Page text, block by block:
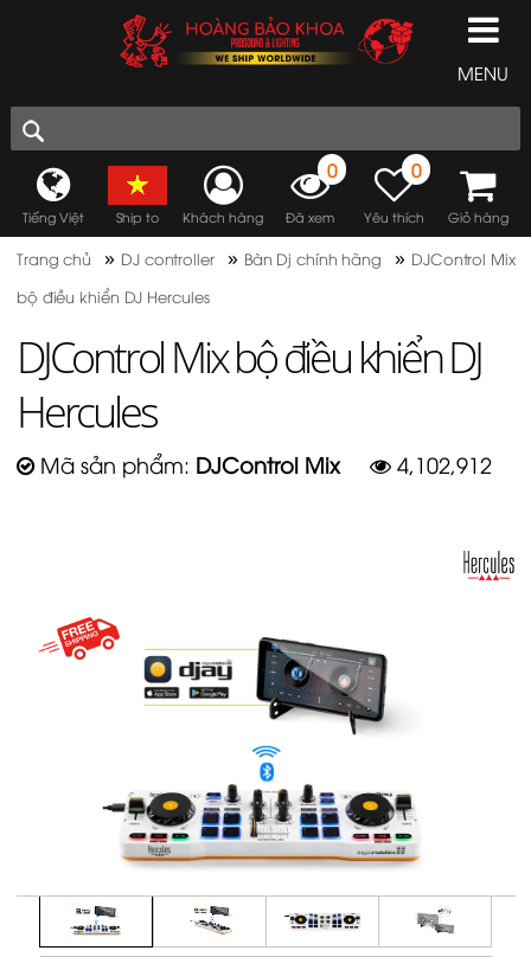
MENU
Tiếng Việt Ship to Khách hàng
0
Đã xem
0
Yêu thích Giỏ hàng
Trang chủ » DJ controller » Bàn Dj chính hãng » DJControl Mix
bộ điều khiển DJ Hercules
DJControl Mix bộ điều khiển DJ
Hercules
Mã sản phẩm: DJControl Mix 4,102,912